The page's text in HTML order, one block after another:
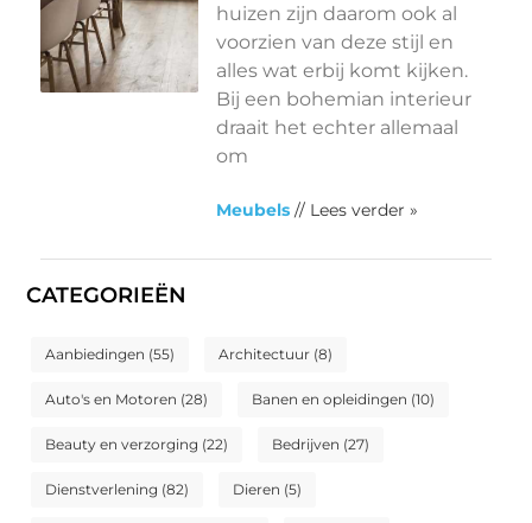
CATEGORIEËN
Aanbiedingen (55) Architectuur (8)
Auto's en Motoren (28) Banen en opleidingen (10)
Beauty en verzorging (22) Bedrijven (27)
Dienstverlening (82) Dieren (5)
huizen zijn daarom ook al
voorzien van deze stijl en
alles wat erbij komt kijken.
Bij een bohemian interieur
draait het echter allemaal
om
Meubels // Lees verder »